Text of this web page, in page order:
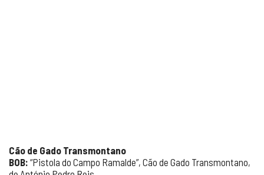
Cão de Gado Transmontano
BOB: “Pistola do Campo Ramalde”, Cão de Gado Transmontano,